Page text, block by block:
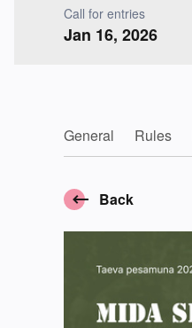
Call for entries
Jan 16, 2026
General Rules
Back